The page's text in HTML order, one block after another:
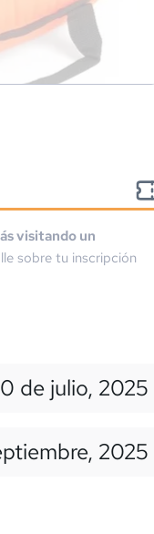
visitando un
sobre tu inscripción
de julio, 2025
2025